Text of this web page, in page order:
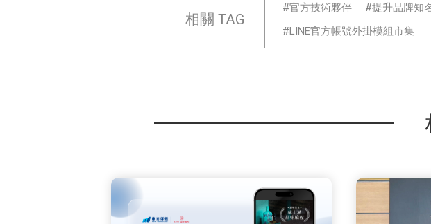
相關 TAG
官方技術夥伴 提升品牌知
LINE官方帳號外掛模組市集